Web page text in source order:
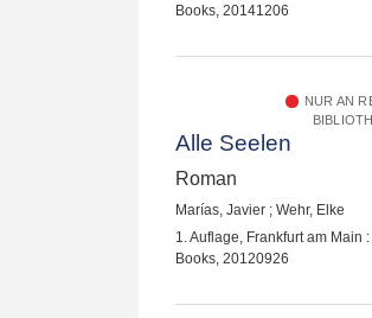
Books, 20141206
NUR AN
Alle Seelen
Roman
Marías, Javier ; Wehr, Elke
1. Auflage, Frankfurt am Main
Books, 20120926